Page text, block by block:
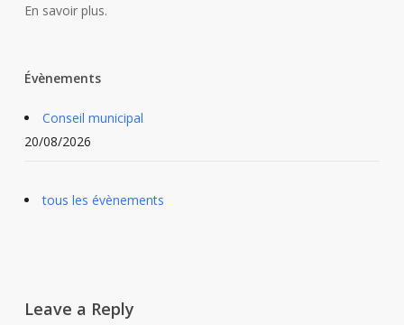
En savoir plus.
Évènements
Conseil municipal
20/08/2026
tous les évènements
Leave a Reply